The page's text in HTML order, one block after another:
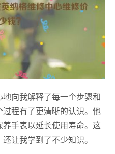
向我解释了每一个步骤和
程有了更清晰的认识。他
手表以延长使用寿命。这
让我学到了不少知识。